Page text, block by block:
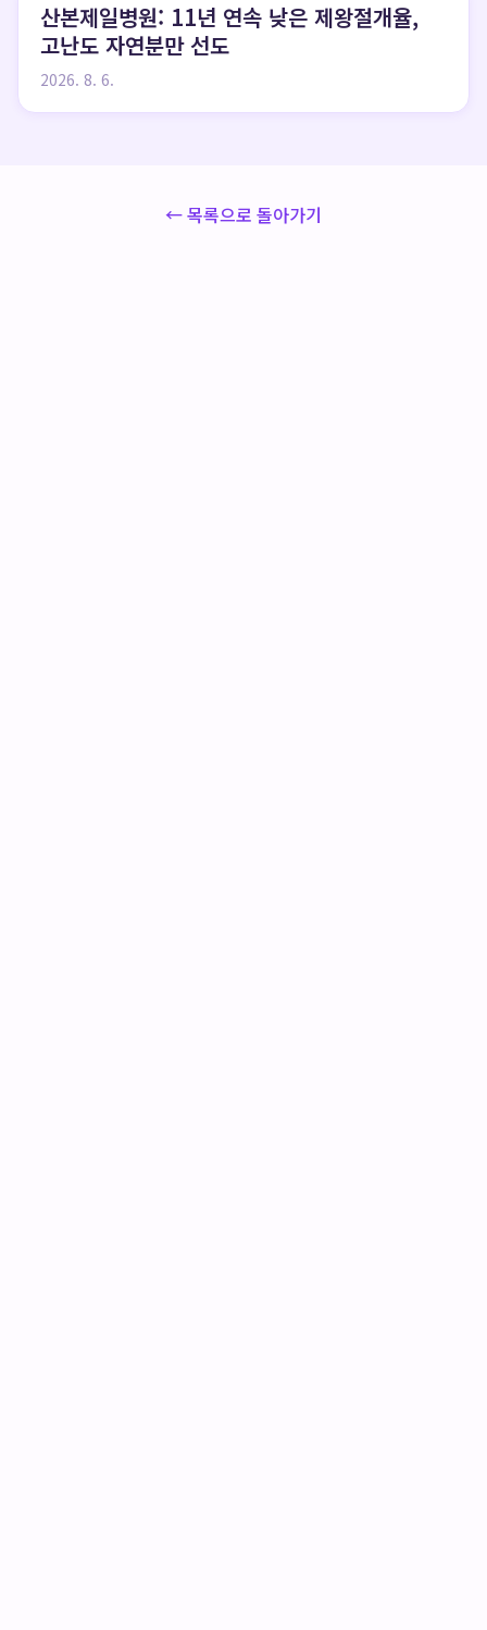
산본제일병원: 11년 연속 낮은 제왕절개율,
고난도 자연분만 선도
2026. 8. 6.
← 목록으로 돌아가기